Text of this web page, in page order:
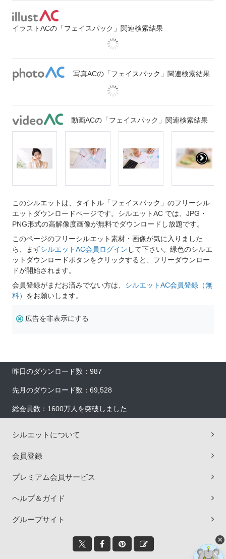
イラストACの「フェイスパック」関連検索結果
写真ACの「フェイスパック」関連検索結果
動画ACの「フェイスパック」関連検索結果
このシルエットは、タイトル「フェイスパック」のフリーシル
エットダウンロードページです。シルエットAC では、JPG・
PNG形式の高解像度画像が無料でダウンロードし放題です。
このページのフリーシルエット素材・画像が気に入りました
ら、まずシルエットAC会員ログイン して下さい。緑色のシルエ
ットダウンロードボタンをクリックすると、フリーダウンロー
ドが開始されます。
会員登録がまだお済みでない方は、 シルエットAC会員登録（無
料） をお願いします。
広告を非表示にする
昨日のダウンロード数：987
先月のダウンロード数：69,528
総会員数：1600万人を突破しました
シルエットについて
会員登録
プレミアム会員サービス
ヘルプ＆ガイド
グループサイト
×